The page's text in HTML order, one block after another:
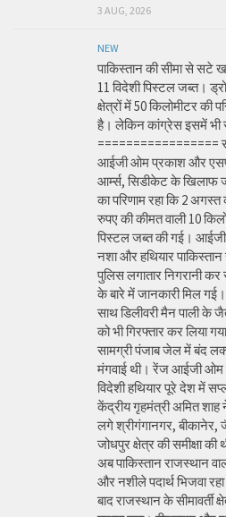
3 AUG, 2026
NEW
पाकिस्तान की सीमा से सटे
11 विदेशी पिस्टल जब्त।
क्षेत्रों में 50 किलोमीटर की
है। लेकिन कांग्रेस इसमें भी
=================
आईजी ओम प्रकाश और
आर्म्स, सिडीकेट के खिलाफ
का परिणाम रहा कि 2
रुपए की कीमत वाली 10
पिस्टल जब्त की गई।
नशा और हथियार
पुलिस लगातार निगरानी
के बारे में जानकारी मिल
साथ डिलीवरी मैन पाली के
को भी गिरफ्तार कर लिया
सामग्री पंजाब जेल में बंद
मंगवाई थी। रेंज आईजी ओम
विदेशी हथियार पूरे देश में
केंद्रीय गृहमंत्री अमित शाह
लगे श्रीगंगानगर,
जोधपुर क्षेत्र की समीक्षा
अब पाकिस्तान राजस्थान
और नशीले पदार्थ भिजवा
बाद राजस्थान के सीमावर्ती